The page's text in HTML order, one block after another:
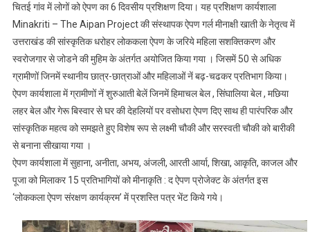
चितई गांव में लोगों को ऐपण का 6 दिवसीय प्रशिक्षण दिया। यह प्रशिक्षण कार्यशाला
Minakriti – The Aipan Project की संस्थापक ऐपण गर्ल मीनाक्षी खाती के नेतृत्व में
उत्तराखंड की सांस्कृतिक धरोहर लोककला ऐपण के जरिये महिला सशक्तिकरण और
स्वरोजगार से जोडने की मुहिम के अंतर्गत अयोजित किया गया । जिसमें 50 से अधिक
ग्रामीणों जिनमें स्थानीय छात्र-छात्राओं और महिलाओं नें बढ़-चढकर प्रतिभाग किया।
ऐपण कार्यशाला में ग्रामीणों नें शुरुआती बेलें जिनमें हिमाचल बेल , सिंघालिया बेल , मछिया
लहर बेल और गेरू बिस्वार से घर की देहलियों पर वसोधरा ऐपण दिए साथ ही पारंपरिक और
सांस्कृतिक महत्व को समझते हुए विशेष रूप से लक्ष्मी चौकी और सरस्वती चौकी को बारीकी
से बनाना सीखाया गया ।
ऐपण कार्यशाला में सुहाना, अनीता, अभय, अंजली, आरती आर्या, शिखा, आकृति, काजल और
पूजा को मिलाकर 15 प्रतिभागियों को मीनाकृति : द ऐपण प्रोजेक्ट के अंतर्गत इस
‘लोककला ऐपण संरक्षण कार्यक्रम’ में प्रशस्ति पत्र भेंट किये गये।